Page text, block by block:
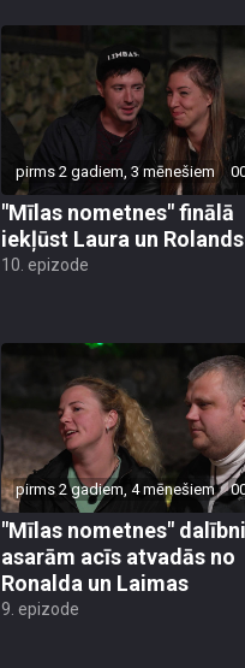
pirms 2 gadiem, 3 mēnešiem
"Mīlas nometnes" finālā
iekļūst Laura un Rolands
10. epizode
pirms 2 gadiem, 4 mēnešiem
"Mīlas nometnes"
asarām acīs atvadās no
Ronalda un Laimas
9. epizode